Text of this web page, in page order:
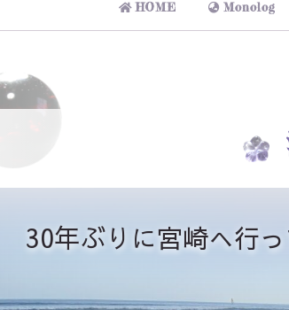
HOME Monolog
30年ぶりに宮崎へ行